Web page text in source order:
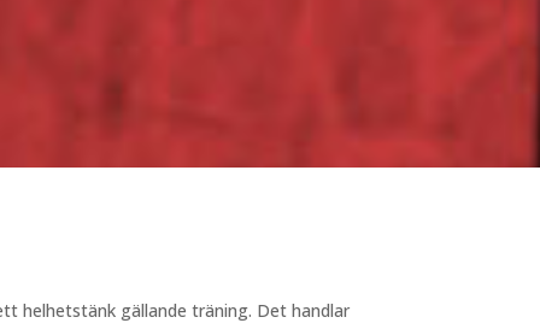
helhetstänk gällande träning. Det handlar